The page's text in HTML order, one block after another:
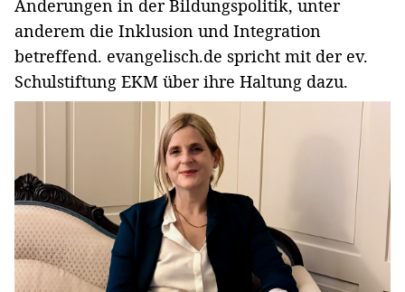
Änderungen in der Bildungspolitik, unter
anderem die Inklusion und Integration
betreffend. evangelisch.de spricht mit der ev.
Schulstiftung EKM über ihre Haltung dazu.